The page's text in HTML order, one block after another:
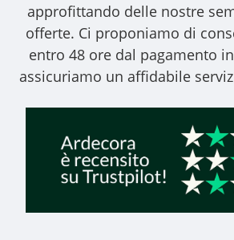
approfittando delle nostre
offerte. Ci proponiamo di
entro 48 ore dal pagamento
assicuriamo un affidabile